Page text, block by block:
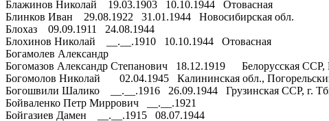
Блажинов Николай 19.03.1903 10.10.1944 Отовасная
Блинков Иван 29.08.1922 31.01.1944 Новосибирская обл.
Блохаз 09.09.1911 24.08.1944
Блохинов Николай __.__.1910 10.10.1944 Отовасная
Богамолев Александр
Богомазов Александр Степанович 18.12.1919 Белорусская ССР,
Богомолов Николай 02.04.1945 Калининская обл.,
Богошвили Шалико __.__.1916 26.09.1944 Грузинская ССР, г.
Бойваленко Петр Миррович __.__.1921
Бойгазиев Дамен __.__.1915 08.07.1944